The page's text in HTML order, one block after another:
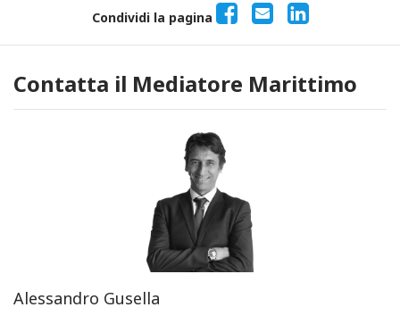
Condividi la pagina
Contatta il Mediatore Marittimo
Alessandro Gusella